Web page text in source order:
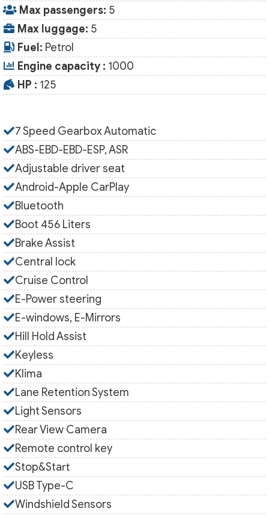
Max passengers: 5
Max luggage: 5
Fuel: Petrol
Engine capacity : 1000
HP : 125
7 Speed Gearbox Automatic
ABS-EBD-EBD-ESP, ASR
Adjustable driver seat
Android-Apple CarPlay
Bluetooth
Boot 456 Liters
Brake Assist
Central lock
Cruise Control
E-Power steering
E-windows, E-Mirrors
Hill Hold Assist
Keyless
Klima
Lane Retention System
Light Sensors
Rear View Camera
Remote control key
Stop&Start
USB Type-C
Windshield Sensors